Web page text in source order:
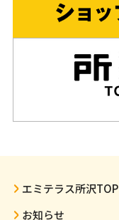
エミテラス所沢TOP
お知らせ